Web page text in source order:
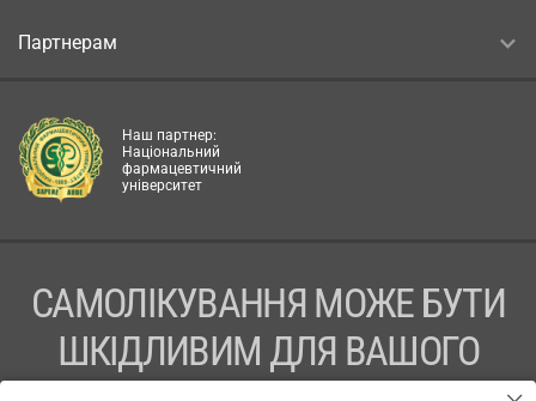
Партнерам
Наш партнер:
Національний
фармацевтичний
університет
САМОЛІКУВАННЯ МОЖЕ БУТИ
ШКІДЛИВИМ ДЛЯ ВАШОГО